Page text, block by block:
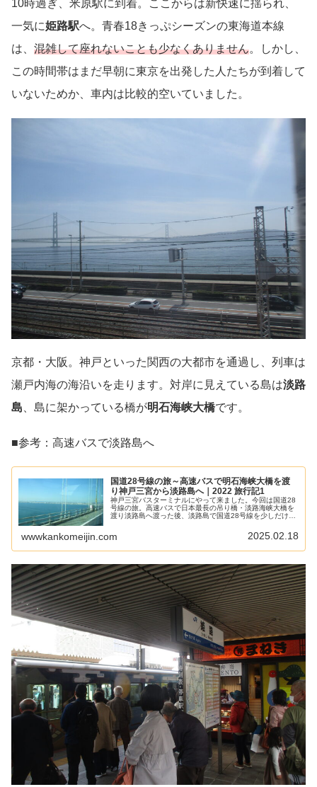
10時過ぎ、米原駅に到着。ここからは新快速に揺られ、
一気に姫路駅へ。青春18きっぷシーズンの東海道本線
は、 混雑して座れないことも少なくありません。しかし、
この時間帯はまだ早朝に東京を出発した人たちが到着して
いないためか、車内は比較的空いていました。
京都・大阪。神戸といった関西の大都市を通過し、列車は
瀬戸内海の海沿いを走ります。対岸に見えている島は淡路
島 、島に架かっている橋が明石海峡大橋です。
■参考：高速バスで淡路島へ
国道28号線の旅～高速バスで明石海峡大橋を渡
り神戸三宮から淡路島へ｜2022 旅行記1
神戸三宮バスターミナルにやって来ました。今回は国道28
号線の旅。高速バスで日本最長の吊り橋・淡路海峡大橋を
渡り淡路島へ渡った後、淡路島で国道28号線を少しだけ歩
センター行き。所要時間はおよそ1時間半です。
wwwkankomeijin.com 2025.02.18